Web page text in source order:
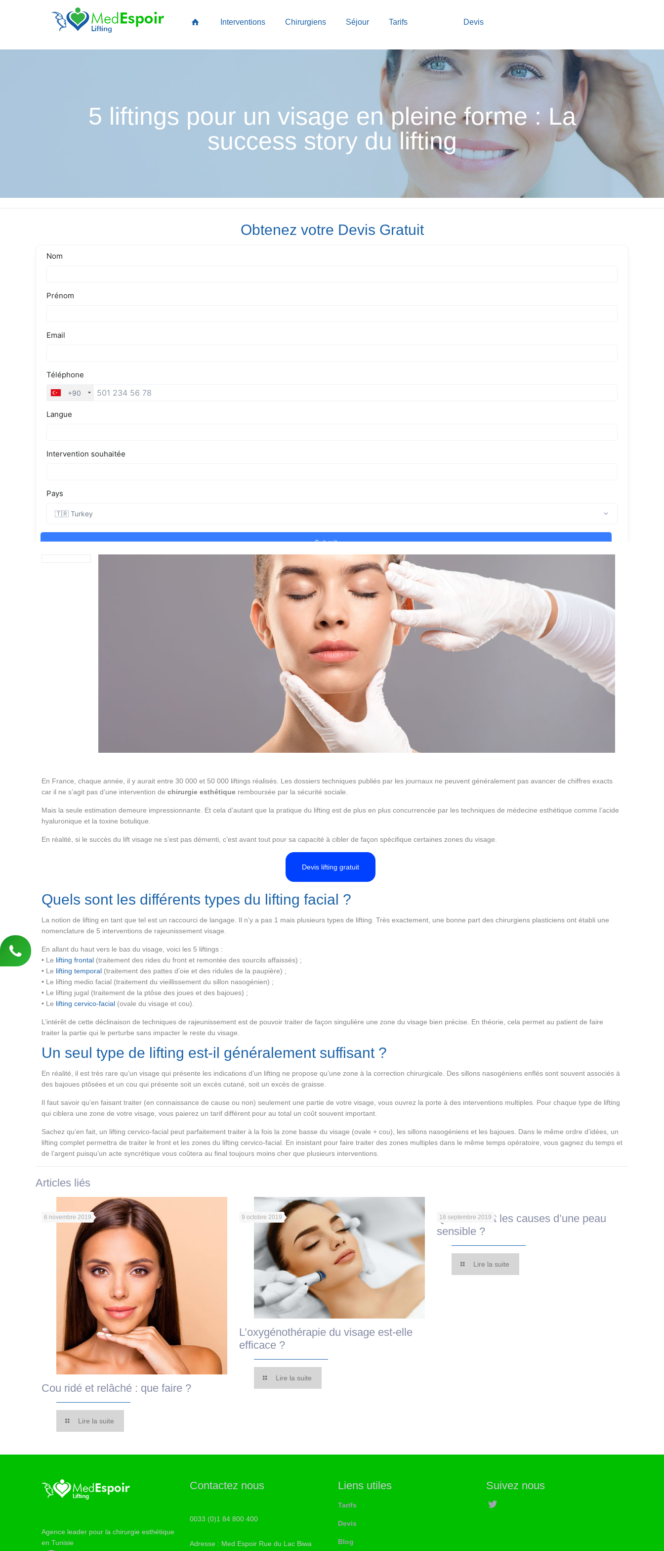
Interventions Chirurgiens Séjour Tarifs Devis
5 liftings pour un visage en pleine forme : La
success story du lifting
Obtenez votre Devis Gratuit
En France, chaque année, il y aurait entre 30 000 et 50 000 liftings réalisés. Les dossiers techniques publiés par les journaux ne peuvent généralement pas avancer de chiffres exacts
car il ne s’agit pas d’une intervention de chirurgie esthétique remboursée par la sécurité sociale.
Mais la seule estimation demeure impressionnante. Et cela d’autant que la pratique du lifting est de plus en plus concurrencée par les techniques de médecine esthétique comme l’acide
hyaluronique et la toxine botulique.
En réalité, si le succès du lift visage ne s’est pas démenti, c’est avant tout pour sa capacité à cibler de façon spécifique certaines zones du visage.
Devis lifting gratuit
Quels sont les différents types du lifting facial ?
La notion de lifting en tant que tel est un raccourci de langage. Il n’y a pas 1 mais plusieurs types de lifting. Très exactement, une bonne part des chirurgiens plasticiens ont établi une
nomenclature de 5 interventions de rajeunissement visage.
En allant du haut vers le bas du visage, voici les 5 liftings :
• Le lifting frontal (traitement des rides du front et remontée des sourcils affaissés) ;
• Le lifting temporal (traitement des pattes d’oie et des ridules de la paupière) ;
• Le lifting medio facial (traitement du vieillissement du sillon nasogénien) ;
• Le lifting jugal (traitement de la ptôse des joues et des bajoues) ;
• Le lifting cervico-facial (ovale du visage et cou).
L’intérêt de cette déclinaison de techniques de rajeunissement est de pouvoir traiter de façon singulière une zone du visage bien précise. En théorie, cela permet au patient de faire
traiter la partie qui le perturbe sans impacter le reste du visage.
Un seul type de lifting est-il généralement suffisant ?
En réalité, il est très rare qu’un visage qui présente les indications d’un lifting ne propose qu’une zone à la correction chirurgicale. Des sillons nasogéniens enflés sont souvent associés à
des bajoues ptôsées et un cou qui présente soit un excès cutané, soit un excès de graisse.
Il faut savoir qu’en faisant traiter (en connaissance de cause ou non) seulement une partie de votre visage, vous ouvrez la porte à des interventions multiples. Pour chaque type de lifting
qui ciblera une zone de votre visage, vous paierez un tarif différent pour au total un coût souvent important.
Sachez qu’en fait, un lifting cervico-facial peut parfaitement traiter à la fois la zone basse du visage (ovale + cou), les sillons nasogéniens et les bajoues. Dans le même ordre d’idées, un
lifting complet permettra de traiter le front et les zones du lifting cervico-facial. En insistant pour faire traiter des zones multiples dans le même temps opératoire, vous gagnez du temps et
de l’argent puisqu’un acte syncrétique vous coûtera au final toujours moins cher que plusieurs interventions.
Articles liés
6 novembre 2019
Cou ridé et relâché : que faire ?
Lire la suite
9 octobre 2019
L’oxygénothérapie du visage est-elle
efficace ?
Lire la suite
18 septembre 2019
Quelles sont les causes d’une peau
sensible ?
Lire la suite
Agence leader pour la chirurgie esthétique
en Tunisie
Contactez nous
0033 (0)1 84 800 400
Adresse : Med Espoir Rue du Lac Biwa
Liens utiles
Tarifs
Devis
Blog
Suivez nous